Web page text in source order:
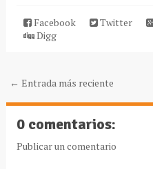
Facebook Twitter
Digg
← Entrada más reciente
0 comentarios:
Publicar un comentario